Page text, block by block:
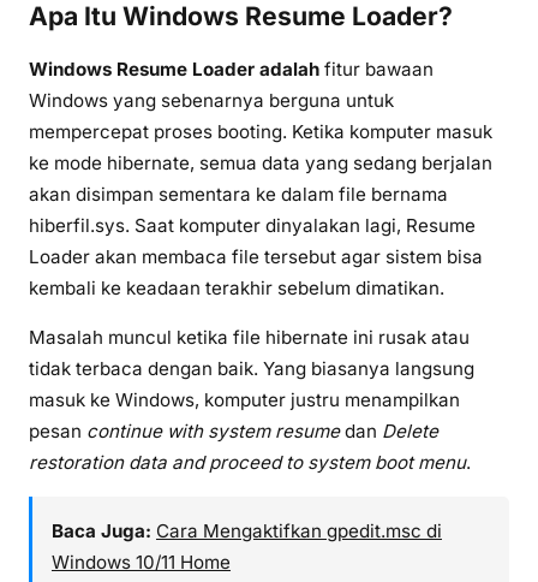
Apa Itu Windows Resume Loader?
Windows Resume Loader adalah fitur bawaan
Windows yang sebenarnya berguna untuk
mempercepat proses booting. Ketika komputer masuk
ke mode hibernate, semua data yang sedang berjalan
akan disimpan sementara ke dalam file bernama
hiberfil.sys. Saat komputer dinyalakan lagi, Resume
Loader akan membaca file tersebut agar sistem bisa
kembali ke keadaan terakhir sebelum dimatikan.
Masalah muncul ketika file hibernate ini rusak atau
tidak terbaca dengan baik. Yang biasanya langsung
masuk ke Windows, komputer justru menampilkan
pesan continue with system resumedan Delete
restoration data and proceed to system boot menu.
Baca Juga: Cara Mengaktifkan gpedit.msc di
Windows 10/11 Home